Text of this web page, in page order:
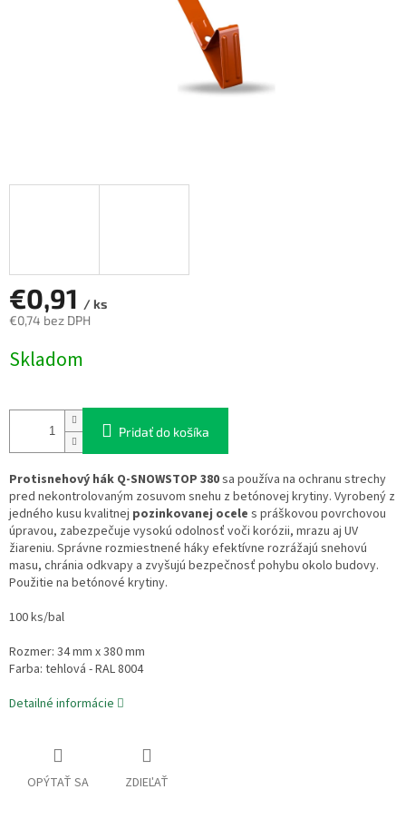
€0,91 / ks
€0,74 bez DPH
cena:
Skladom
Pridať do košíka
Protisnehový hák Q-SNOWSTOP 380sa používa na ochranu strechy
pred nekontrolovaným zosuvom snehu z betónovej krytiny. Vyrobený z
jedného kusu kvalitnej pozinkovanej ocele s práškovou povrchovou
úpravou, zabezpečuje vysokú odolnosť voči korózii, mrazu aj UV
žiareniu. Správne rozmiestnené háky efektívne rozrážajú snehovú
masu, chránia odkvapy a zvyšujú bezpečnosť pohybu okolo budovy.
Použitie na betónové krytiny.
100 ks/bal
Rozmer: 34 mm x 380 mm
Farba: tehlová - RAL 8004
Detailné informácie
OPÝTAŤ SA ZDIEĽAŤ